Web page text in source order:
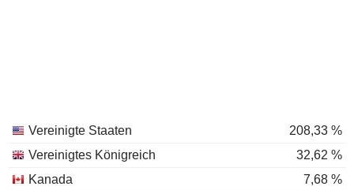
Vereinigte Staaten
208,33 %
Vereinigtes Königreich
32,62 %
Kanada
7,68 %